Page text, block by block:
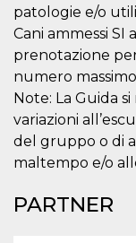
patologie e/o
Cani ammessi
prenotazione
numero
Note: La Guida
variazioni
del gruppo o di
maltempo e/o
PARTNER
cn_uc__
c_user